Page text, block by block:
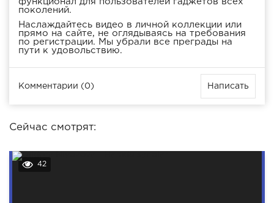
функционал для пользователей гаджетов всех
поколений.
Наслаждайтесь видео в личной коллекции или
прямо на сайте, не оглядываясь на требования
по регистрации. Мы убрали все преграды на
пути к удовольствию.
Комментарии (0) Написать
Сейчас смотрят:
42